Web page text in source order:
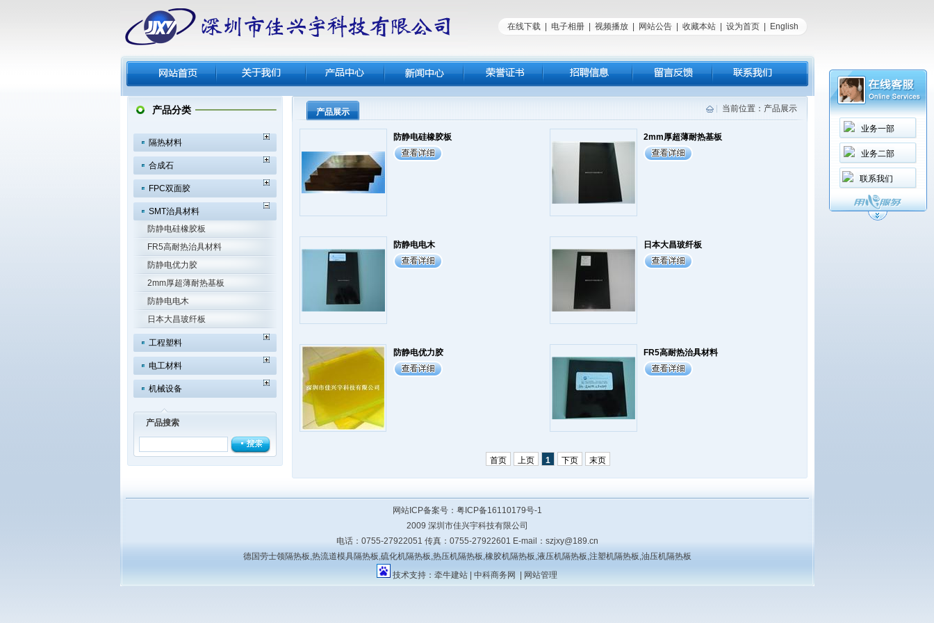
业务一部
业务二部
联系我们
在线下载| 电子相册| 视频播放| 网站公告| 收藏本站| 设为首页| English
产品分类
隔热材料
合成石
FPC双面胶
SMT治具材料
防静电硅橡胶板
FR5高耐热治具材料
防静电优力胶
2mm厚超薄耐热基板
防静电电木
日本大昌玻纤板
工程塑料
电工材料
机械设备
产品搜索
产品展示 当前位置：产品展示
防静电硅橡胶板 2mm厚超薄耐热基板
防静电电木 日本大昌玻纤板
防静电优力胶 FR5高耐热治具材料
首页 上页 1 下页 末页
网站ICP备案号： 粤ICP备16110179号-1
2009 深圳市佳兴宇科技有限公司
电话：0755-27922051 传真：0755-27922601 E-mail： szjxy@189.cn
德国劳士领隔热板,热流道模具隔热板,硫化机隔热板,热压机隔热板,橡胶机隔热板,液压机隔热板,注塑机隔热板,油压机隔热板
技术支持： 牵牛建站 中科商务网 网站管理